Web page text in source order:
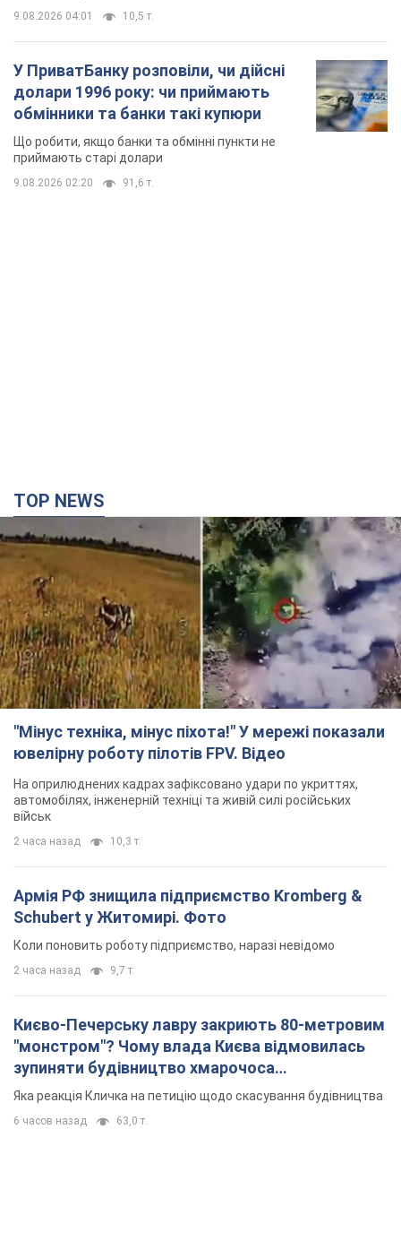
9.08.2026 04:01 10,5 т.
У ПриватБанку розповіли, чи дійсні
долари 1996 року: чи приймають
обмінники та банки такі купюри
Що робити, якщо банки та обмінні пункти не
приймають старі долари
9.08.2026 02:20 91,6 т.
TOP NEWS
"Мінус техніка, мінус піхота!" У мережі показали
ювелірну роботу пілотів FPV. Відео
На оприлюднених кадрах зафіксовано удари по укриттях,
автомобілях, інженерній техніці та живій силі російських
військ
2 часа назад 10,3 т.
Армія РФ знищила підприємство Kromberg &
Schubert у Житомирі. Фото
Коли поновить роботу підприємство, наразі невідомо
2 часа назад 9,7 т.
Києво-Печерську лавру закриють 80-метровим
"монстром"? Чому влада Києва відмовилась
зупиняти будівництво хмарочоса
"московського вірянина"
Яка реакція Кличка на петицію щодо скасування будівництва
6 часов назад 63,0 т.